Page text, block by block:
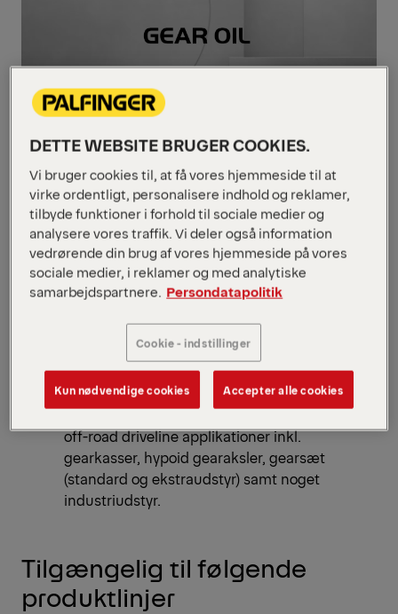
PALFINGER Gearolie
PALFINGERs gearolie er tilpasset SAE
80W-90, 90 eller 80W's krav i omgivelser
med store temperatursvingninger. Olien er
egnet til moderat og tungt belastede on og
off-road driveline applikationer inkl.
gearkasser, hypoid gearaksler, gearsæt
(standard og ekstraudstyr) samt noget
industriudstyr.
Tilgængelig til følgende
produktlinjer
DETTE WEBSITE BRUGER COOKIES.
Vi bruger cookies til, at få vores hjemmeside til at
virke ordentligt, personalisere indhold og reklamer,
tilbyde funktioner i forhold til sociale medier og
analysere vores traffik. Vi deler også information
vedrørende din brug af vores hjemmeside på vores
sociale medier, i reklamer og med analytiske
samarbejdspartnere. Persondatapolitik
Cookie - indstillinger
Kun nødvendige cookies Accepter alle cookies